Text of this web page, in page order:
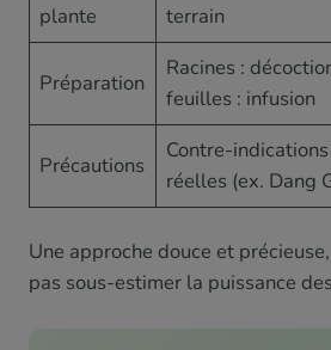
plante
terrain
Préparation
Racines :
feuilles : infusion
Précautions
Contre-indications
réelles (ex. Dang
Une approche douce et
pas sous-estimer la puissance